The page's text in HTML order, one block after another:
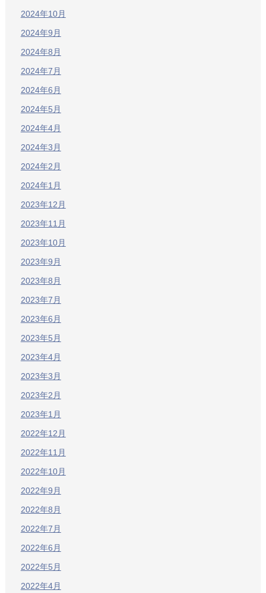
2024年10月
2024年9月
2024年8月
2024年7月
2024年6月
2024年5月
2024年4月
2024年3月
2024年2月
2024年1月
2023年12月
2023年11月
2023年10月
2023年9月
2023年8月
2023年7月
2023年6月
2023年5月
2023年4月
2023年3月
2023年2月
2023年1月
2022年12月
2022年11月
2022年10月
2022年9月
2022年8月
2022年7月
2022年6月
2022年5月
2022年4月